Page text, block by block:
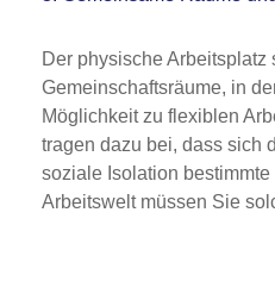
Der physische
Gemeinschaftsräume, in
Möglichkeit zu flexiblen
tragen dazu bei, dass sich
soziale Isolation
Arbeitswelt müssen Sie